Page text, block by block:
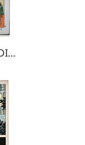
PLUME AUX VENTS T4 NI DIEU NI DIABLE couleur directe